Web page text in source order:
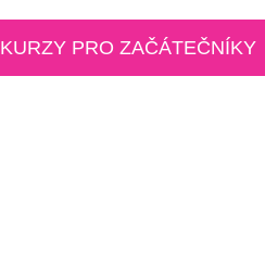
PRO ZAČÁTEČNÍKY